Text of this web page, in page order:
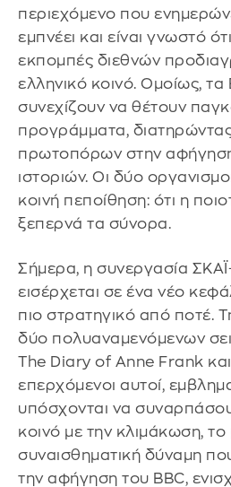
περιεχόμενο που
εμπνέει και είναι γνωστό
εκπομπές διεθνών
ελληνικό κοινό. Ομοίως, τα
συνεχίζουν να θέτουν
προγράμματα,
πρωτοπόρων στην
ιστοριών. Οι δύο
κοινή πεποίθηση: ότι η
ξεπερνά τα σύνορα.
Σήμερα, η συνεργασία
εισέρχεται σε ένα νέο
πιο στρατηγικό από ποτέ.
δύο πολυαναμενόμενων
The Diary of Anne Frank
επερχόμενοι αυτοί,
υπόσχονται να
κοινό με την κλιμάκωση, το
συναισθηματική δύναμη
την αφήγηση του BBC,